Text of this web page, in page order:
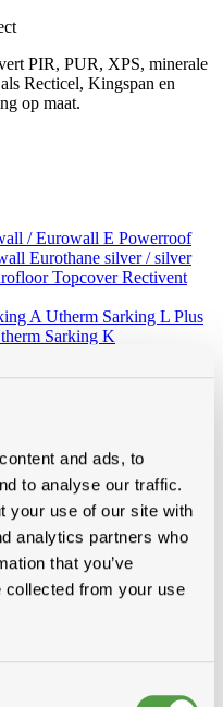
and ads, to
to analyse our traffic.
your use of our site with
analytics partners who
that you’ve
collected from your use
PIR, PUR, XPS, minerale
Recticel, Kingspan en
op maat.
/ Eurowall E Powerroof
Eurothane silver / silver
TopcoverRectivent
A Utherm Sarking L Plus
Sarking K
130mm140mm150mm
Isover
Rockwool
zoldertrappen en